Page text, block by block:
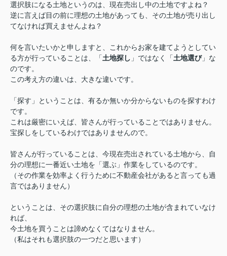
選択肢になる土地というのは、現在売出し中の土地ですよね？
逆に言えば目の前に理想の土地があっても、その土地が売り出し
てなければ買えませんよね？
何を言いたいかと申しますと、これからお家を建てようとしてい
る方が行っていることは、「土地探し 」ではなく「土地選び」な
のです。
この考え方の違いは、大きな違いです。
「探す」ということは、有るか無いか分からないものを探すわけ
です。
これは厳密にいえば、皆さんが行っていることではありません。
宝探しをしているわけではありませんので。
皆さんが行っていることは、今現在売出されている土地から、自
分の理想に一番近い土地を「選ぶ」作業をしているのです。
（その作業を効率よく行うために不動産会社があると言っても過
言ではありません）
ということは、その選択肢に自分の理想の土地が含まれていなけ
れば、
今土地を買うことは諦めなくてはなりません。
（私はそれも選択肢の一つだと思います）